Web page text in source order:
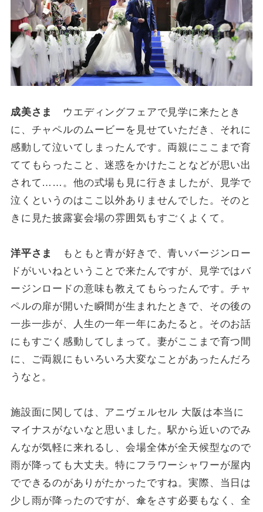
成美さま
ウエディングフェアで見学に来たとき
に、チャペルのムービーを見せていただき、それに
感動して泣いてしまったんです。両親にここまで育
ててもらったこと、迷惑をかけたことなどが思い出
されて……。他の式場も見に行きましたが、見学で
泣くというのはここ以外ありませんでした。そのと
きに見た披露宴会場の雰囲気もすごくよくて。
洋平さま
もともと青が好きで、青いバージンロー
ドがいいねということで来たんですが、見学ではバ
ージンロードの意味も教えてもらったんです。チャ
ペルの扉が開いた瞬間が生まれたときで、その後の
一歩一歩が、人生の一年一年にあたると。そのお話
にもすごく感動してしまって。妻がここまで育つ間
に、ご両親にもいろいろ大変なことがあったんだろ
うなと。
施設面に関しては、アニヴェルセル 大阪は本当に
マイナスがないなと思いました。駅から近いのでみ
んなが気軽に来れるし、会場全体が全天候型なので
雨が降っても大丈夫。特にフラワーシャワーが屋内
でできるのがありがたかったですね。実際、当日は
少し雨が降ったのですが、傘をさす必要もなく、全